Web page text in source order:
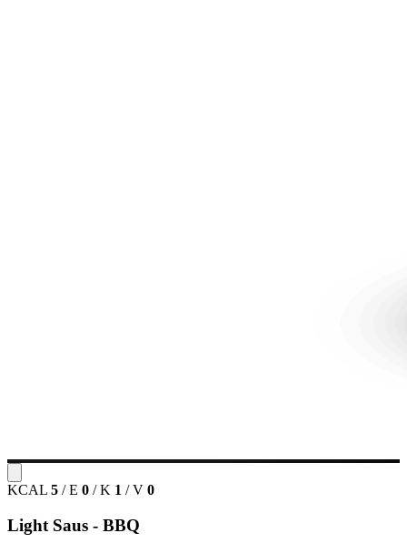
KCAL 5 / E 0 / K 1 / V 0
Light Saus - BBQ